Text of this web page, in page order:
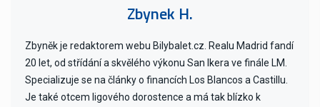
Zbynek H.
Zbyněk je redaktorem webu Bilybalet.cz. Realu Madrid fandí
20 let, od střídání a skvělého výkonu San Ikera ve finále LM.
Specializuje se na články o financích Los Blancos a Castillu.
Je také otcem ligového dorostence a má tak blízko k